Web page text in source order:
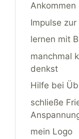
Ankommen
Impulse
lernen mit
manchmal
denkst
Hilfe bei
schließe
mein Logo